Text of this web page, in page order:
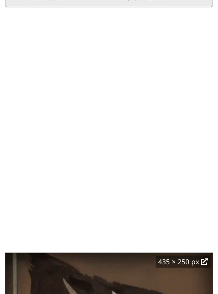
435 × 250 px